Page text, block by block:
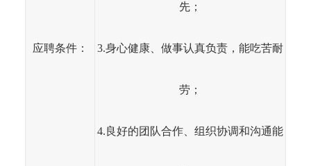
应聘条件：
先；
3.身心健康、做事认真负责，能吃苦耐
劳；
4.良好的团队合作、组织协调和沟通能